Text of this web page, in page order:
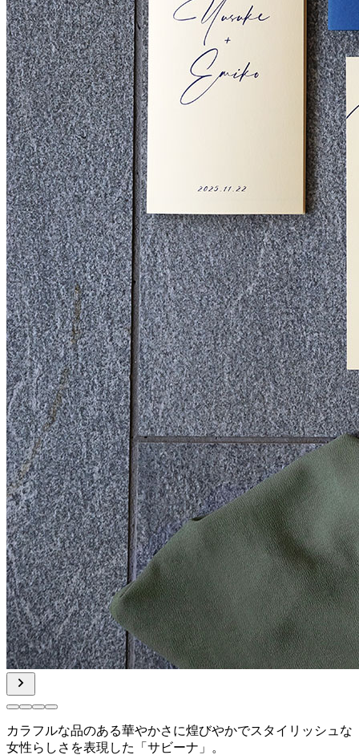
カラフルな品のある華やかさに煌びやかでスタイリッシュな
女性らしさを表現した「サビーナ」。